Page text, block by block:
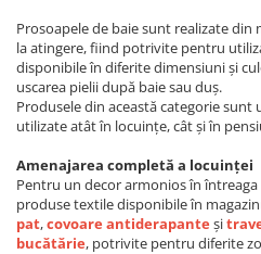
Prosoapele de baie sunt realizate
la atingere, fiind potrivite pentru
disponibile în diferite dimensiuni și
uscarea pielii după baie sau duș.
Produsele din această categorie
utilizate atât în locuințe, cât și în
Amenajarea completă a locuinței
Pentru un decor armonios în
produse textile disponibile în
pat,covoare antiderapanteși
bucătărie, potrivite pentru diferite